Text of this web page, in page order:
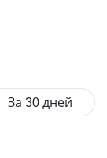
За 30 дней